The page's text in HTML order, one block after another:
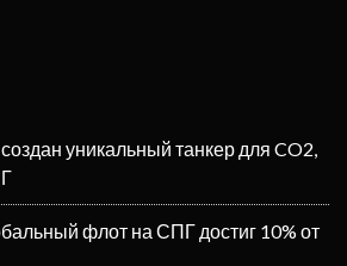
уникальный танкер для CO2,
флот на СПГ достиг 10% от